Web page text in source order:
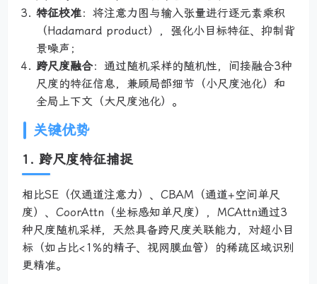
特征校准：将注意力图与输入张量进行逐元素乘积
（Hadamard product），强化小目标特征、抑制背
景噪声；
跨尺度融合：通过随机采样的随机性，间接融合3种
尺度的特征信息，兼顾局部细节（小尺度池化）和
全局上下文（大尺度池化）。
关键优势
1. 跨尺度特征捕捉
相比SE（仅通道注意力）、CBAM（通道+空间单尺
度）、CoorAttn（坐标感知单尺度），MCAttn通过3
种尺度随机采样，天然具备跨尺度关联能力，对超小目
标（如占比<1%的精子、视网膜血管）的稀疏区域识别
更精准。